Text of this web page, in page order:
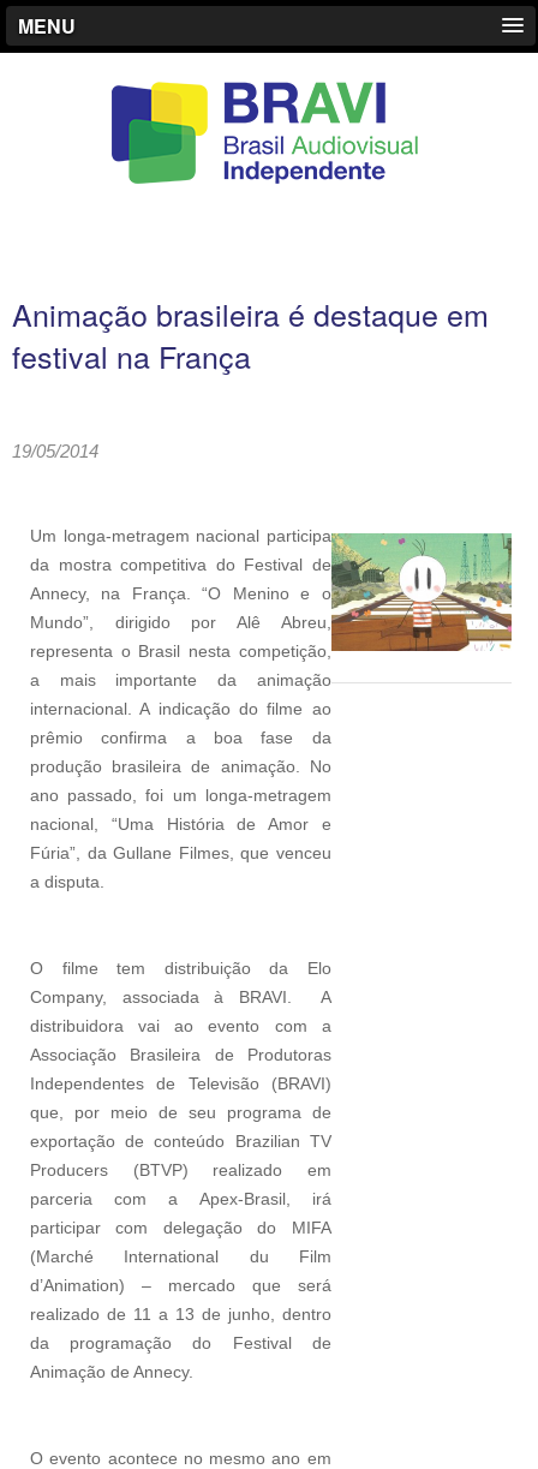
MENU
Animação brasileira é destaque em
festival na França
19/05/2014
Um longa-metragem nacional participa
da mostra competitiva do Festival de
Annecy, na França. “O Menino e o
Mundo”, dirigido por Alê Abreu,
representa o Brasil nesta competição,
a mais importante da animação
internacional. A indicação do filme ao
prêmio confirma a boa fase da
produção brasileira de animação. No
ano passado, foi um longa-metragem
nacional, “Uma História de Amor e
Fúria”, da Gullane Filmes, que venceu
a disputa.
O filme tem distribuição da Elo
Company, associada à BRAVI. A
distribuidora vai ao evento com a
Associação Brasileira de Produtoras
Independentes de Televisão (BRAVI)
que, por meio de seu programa de
exportação de conteúdo Brazilian TV
Producers (BTVP) realizado em
parceria com a Apex-Brasil, irá
participar com delegação do MIFA
(Marché International du Film
d’Animation) – mercado que será
realizado de 11 a 13 de junho, dentro
da programação do Festival de
Animação de Annecy.
O evento acontece no mesmo ano em